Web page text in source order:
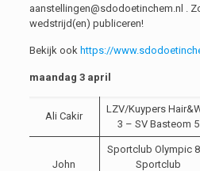
aanstellingen@sdodoetinchem.nl .
wedstrijd(en) publiceren!
Bekijk ook https://
maandag 3 april
Ali Cakir
LZV/Kuypers
3 – SV Basteom 5
John
Sportclub Olympic
Sportclub